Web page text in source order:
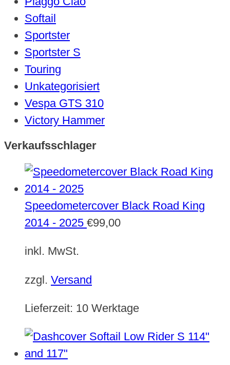
Softail
Sportster
Sportster S
Touring
Unkategorisiert
Vespa GTS 310
Victory Hammer
Verkaufsschlager
Speedometercover Black Road King
2014 - 2025 €99,00
inkl. MwSt.
zzgl. Versand
Lieferzeit: 10 Werktage